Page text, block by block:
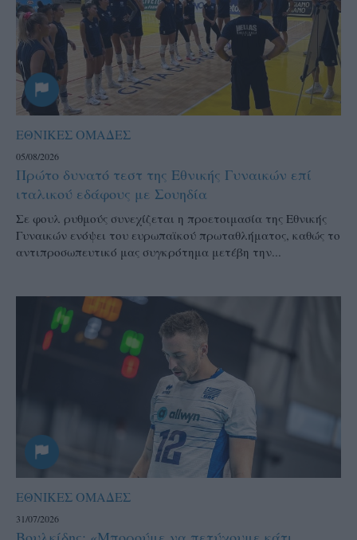
ΕΘΝΙΚΕΣ ΟΜΑΔΕΣ
05/08/2026
Πρώτο δυνατό τεστ της Εθνικής Γυναικών επί
ιταλικού εδάφους με Σουηδία
Σε φουλ ρυθμούς συνεχίζεται η προετοιμασία της Εθνικής
Γυναικών ενόψει του ευρωπαϊκού πρωταθλήματος, καθώς το
αντιπροσωπευτικό μας συγκρότημα μετέβη την...
ΕΘΝΙΚΕΣ ΟΜΑΔΕΣ
31/07/2026